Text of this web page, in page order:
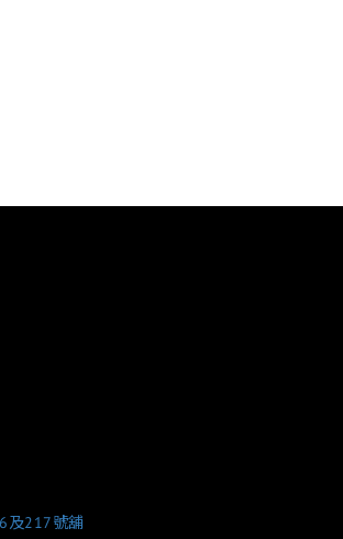
及217號舖